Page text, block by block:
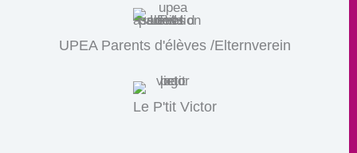
UPEA Parents d'élèves /Elternverein
Le P'tit Victor